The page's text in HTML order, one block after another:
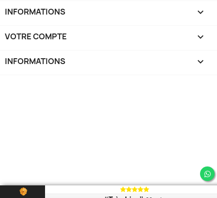
INFORMATIONS 
VOTRE COMPTE 
INFORMATIONS keyboard_arrow_down